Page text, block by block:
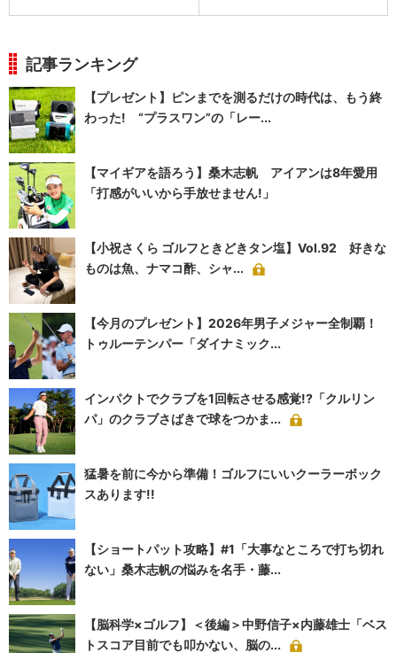
記事ランキング
【プレゼント】ピンまでを測るだけの時代は、もう終
わった! “プラスワン”の「レー...
【マイギアを語ろう】桑木志帆 アイアンは8年愛用
「打感がいいから手放せません!」
【小祝さくら ゴルフときどきタン塩】Vol.92 好きな
ものは魚、ナマコ酢、シャ...
【今月のプレゼント】2026年男子メジャー全制覇！
トゥルーテンパー「ダイナミック...
インパクトでクラブを1回転させる感覚!?「クルリン
パ」のクラブさばきで球をつかま...
猛暑を前に今から準備！ゴルフにいいクーラーボック
スあります!!
【ショートパット攻略】#1「大事なところで打ち切れ
ない」桑木志帆の悩みを名手・藤...
【脳科学×ゴルフ】＜後編＞中野信子×内藤雄士「ベス
トスコア目前でも叩かない、脳の...